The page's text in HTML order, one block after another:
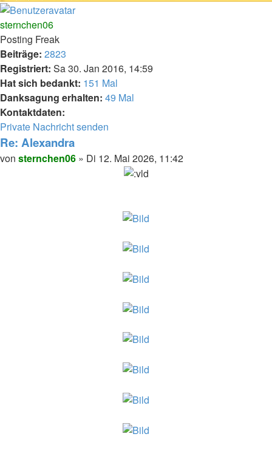
Nach
oben
sternchen06
Posting Freak
Beiträge: 2823
Registriert: Sa 30. Jan 2016, 14:59
Hat sich bedankt: 151 Mal
Danksagung erhalten: 49 Mal
Kontaktdaten:
Kontaktdaten
von
sternchen06
Private Nachricht senden
Re: Alexandra
Melden
Zitieren
Beitrag
von sternchen06 » Di 12. Mai 2026, 11:42